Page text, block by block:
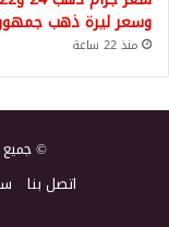
وسعر ليرة ذهب
منذ 22 ساعة
© جميع
اتصل بنا